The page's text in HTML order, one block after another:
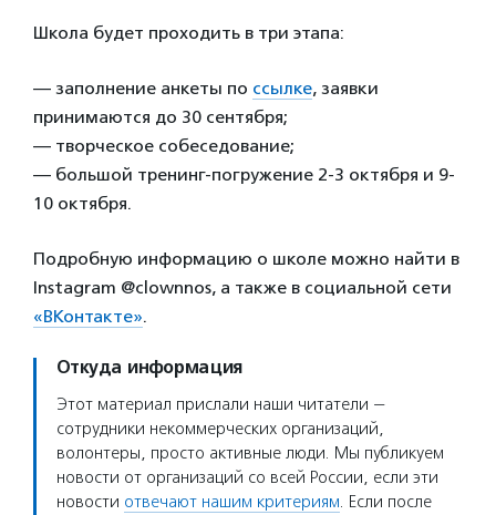
Школа будет проходить в три этапа:
— заполнение анкеты по ссылке, заявки
принимаются до 30 сентября;
— творческое собеседование;
— большой тренинг-погружение 2-3 октября и 9-
10 октября.
Подробную информацию о школе можно найти в
Instagram @clownnos, а также в социальной сети
«ВКонтакте».
Откуда информация
Этот материал прислали наши читатели —
сотрудники некоммерческих организаций,
волонтеры, просто активные люди. Мы публикуем
новости от организаций со всей России, если эти
новости отвечают нашим критериям. Если после